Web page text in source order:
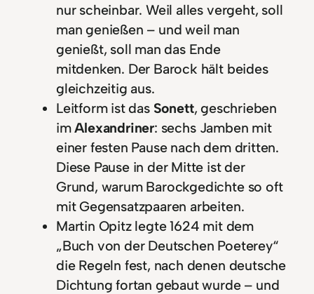
nur scheinbar. Weil alles vergeht, soll
man genießen – und weil man
genießt, soll man das Ende
mitdenken. Der Barock hält beides
gleichzeitig aus.
Leitform ist das Sonett, geschrieben
imAlexandriner: sechs Jamben mit
einer festen Pause nach dem dritten.
Diese Pause in der Mitte ist der
Grund, warum Barockgedichte so oft
mit Gegensatzpaaren arbeiten.
Martin Opitz legte 1624 mit dem
„Buch von der Deutschen Poeterey“
die Regeln fest, nach denen deutsche
Dichtung fortan gebaut wurde – und